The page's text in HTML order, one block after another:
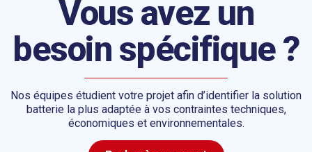
Vous avez un
besoin spécifique ?
Nos équipes étudient votre projet afin d’identifier la solution
batterie la plus adaptée à vos contraintes techniques,
économiques et environnementales.